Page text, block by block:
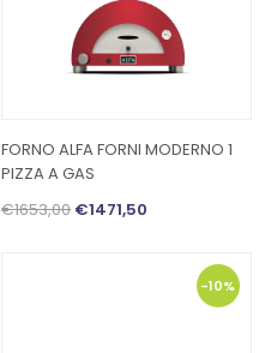
FORNO ALFA FORNI MODERNO 1
PIZZA A GAS
€1653,00€1471,50
-10%